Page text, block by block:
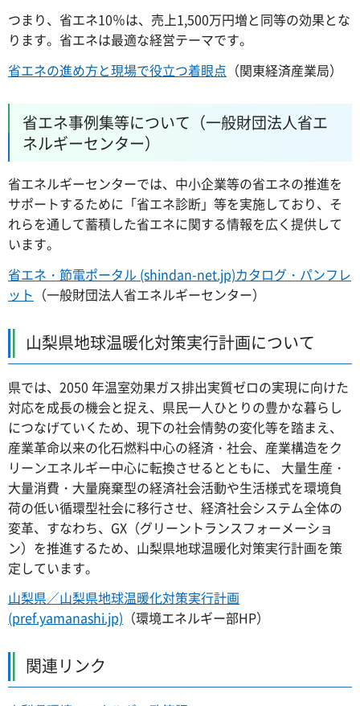
つまり、省エネ10％は、売上1,500万円増と同等の効果とな
ります。省エネは最適な経営テーマです。
省エネの進め方と現場で役立つ着眼点 （関東経済産業局）
省エネ事例集等について（一般財団法人省エ
ネルギーセンター）
省エネルギーセンターでは、中小企業等の省エネの推進を
サポートするために「省エネ診断」等を実施しており、そ
れらを通して蓄積した省エネに関する情報を広く提供して
います。
省エネ・節電ポータル (shindan-net.jp)カタログ・パンフレ
ット （一般財団法人省エネルギーセンター）
山梨県地球温暖化対策実行計画について
県では、2050 年温室効果ガス排出実質ゼロの実現に向けた
対応を成長の機会と捉え、県民一人ひとりの豊かな暮らし
につなげていくため、現下の社会情勢の変化等を踏まえ、
産業革命以来の化石燃料中心の経済・社会、産業構造をク
リーンエネルギー中心に転換させるとともに、 大量生産・
大量消費・大量廃棄型の経済社会活動や生活様式を環境負
荷の低い循環型社会に移行させ、経済社会システム全体の
変革、すなわち、GX（グリーントランスフォーメーショ
ン）を推進するため、山梨県地球温暖化対策実行計画を策
定しています。
山梨県／山梨県地球温暖化対策実行計画
(pref.yamanashi.jp) （環境エネルギー部HP）
関連リンク